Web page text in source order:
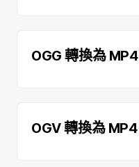
OGG 轉換為 MP4
OGV 轉換為 MP4